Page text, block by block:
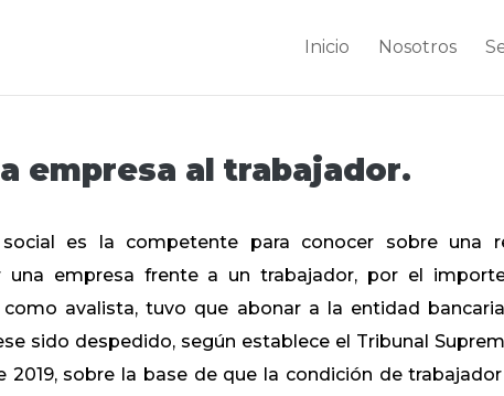
Inicio Nosotros
empresa al trabajador.
es la competente para conocer sobre una
una empresa frente a un trabajador, por el
avalista, tuvo que abonar a la entidad
sido despedido, según establece el Tribunal
2019, sobre la base de que la condición de